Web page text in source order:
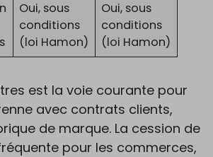
Oui, sous
conditions
(loi Hamon)
Oui, sous
conditions
(loi Hamon)
est la voie courante pour
avec contrats clients,
de marque. La cession de
pour les commerces,